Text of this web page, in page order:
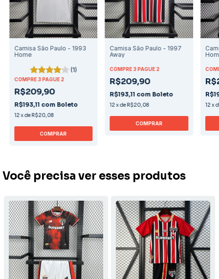
Camisa São Paulo - 1993
Home
(1)
COMPRE 3 PAGUE 2
R$209,90
R$193,11 com Boleto
12xde R$20,08
COMPRAR
Camisa São Paulo - 1997
Away
COMPRE 3 PAGUE 2
R$209,90
R$193,11 com Boleto
12xde R$20,08
COMPRAR
12 x
Você precisa ver esses produtos